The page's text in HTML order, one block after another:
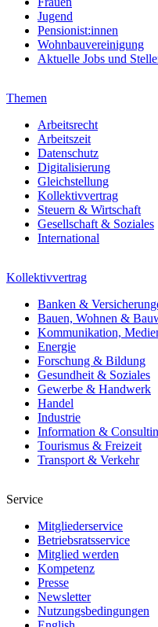
Jugend
Pensionist:innen
Wohnbauvereinigung
Aktuelle Jobs und
Themen
Arbeitsrecht
Arbeitszeit
Datenschutz
Digitalisierung
Gleichstellung
Kollektivvertrag
Steuern & Wirtschaft
Gesellschaft & Soziales
International
Kollektivvertrag
Banken &
Bauen, Wohnen &
Kommunikation,
Energie
Forschung & Bildung
Gesundheit & Soziales
Gewerbe & Handwerk
Handel
Industrie
Information &
Tourismus & Freizeit
Transport & Verkehr
Service
Mitgliederservice
Betriebsratsservice
Mitglied werden
Kompetenz
Presse
Newsletter
Nutzungsbedingungen